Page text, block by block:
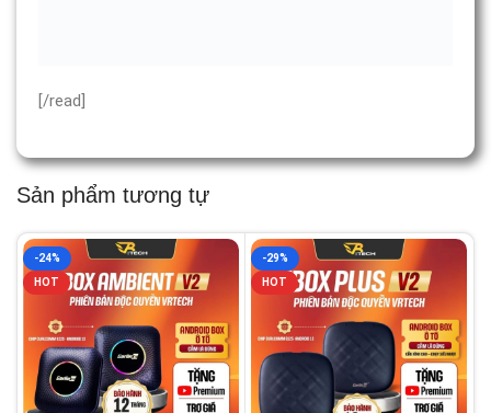
[/read]
Sản phẩm tương tự
-24%
HOT
-29%
HOT